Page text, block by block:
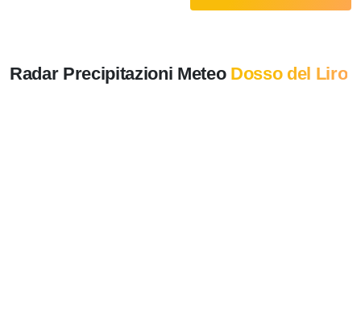
Radar Precipitazioni Meteo Dosso del Liro